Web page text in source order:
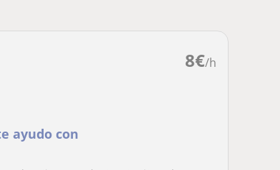
8€/h
ayudo con